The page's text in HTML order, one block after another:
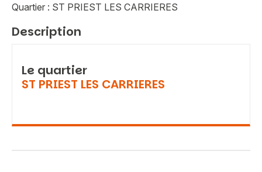
Quartier : ST PRIEST LES CARRIERES
Description
Le quartier
ST PRIEST LES CARRIERES